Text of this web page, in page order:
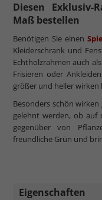
Diesen Exklusiv-
Maß bestellen
Benötigen Sie einen
Kleiderschrank und
Echtholzrahmen auch
Frisieren oder
größer und heller wirken
Besonders schön wirken
gelehnt werden, ob auf
gegenüber von
freundliche Grün und
Eigenschaften